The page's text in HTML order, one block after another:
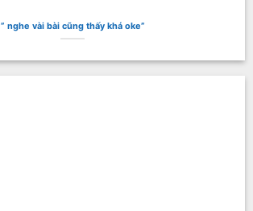
” nghe vài bài cũng thấy khá oke”